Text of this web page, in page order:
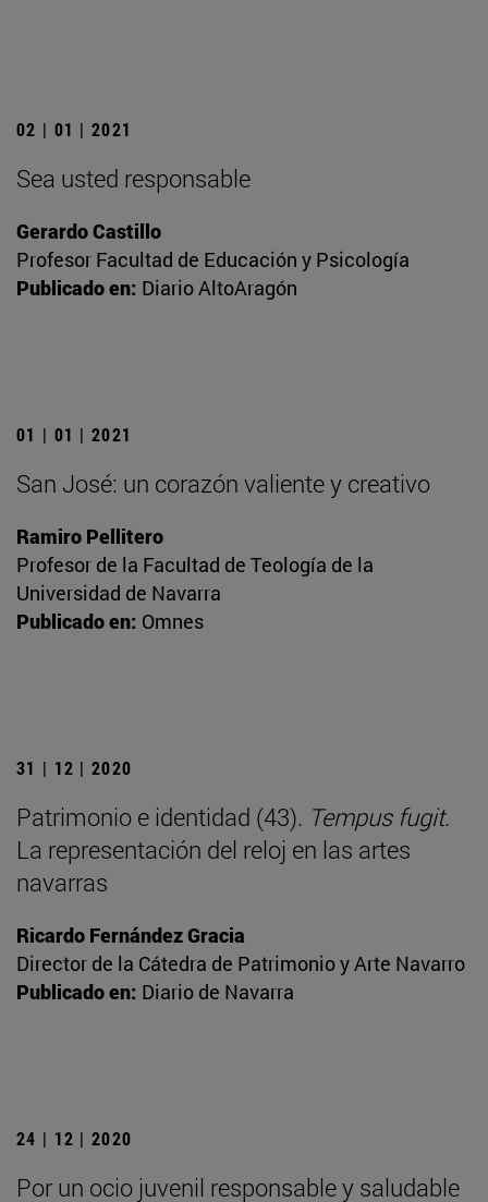
02 | 01 | 2021
Sea usted responsable
Gerardo Castillo
Profesor Facultad de Educación y Psicología
Publicado en: Diario AltoAragón
01 | 01 | 2021
San José: un corazón valiente y creativo
Ramiro Pellitero
Profesor de la Facultad de Teología de la
Universidad de Navarra
Publicado en: Omnes
31 | 12 | 2020
Patrimonio e identidad (43). Tempus fugit.
La representación del reloj en las artes
navarras
Ricardo Fernández Gracia
Director de la Cátedra de Patrimonio y Arte Navarro
Publicado en: Diario de Navarra
24 | 12 | 2020
Por un ocio juvenil responsable y saludable